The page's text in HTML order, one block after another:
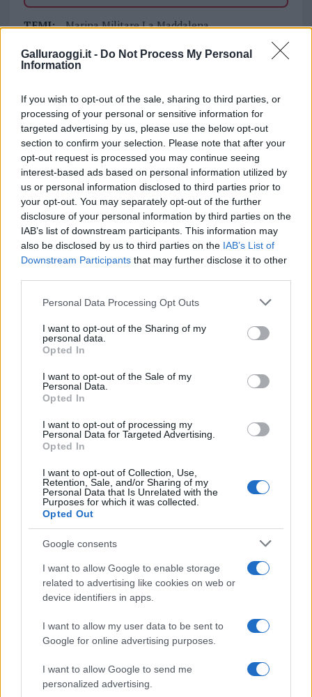
Galluraoggi.it - Do Not Process My Personal
Information
If you wish to opt-out of the sale, sharing to third parties, or
processing of your personal or sensitive information for
targeted advertising by us, please use the below opt-out
section to confirm your selection. Please note that after your
opt-out request is processed you may continue seeing
interest-based ads based on personal information utilized by
us or personal information disclosed to third parties prior to
your opt-out. You may separately opt-out of the further
disclosure of your personal information by third parties on the
IAB’s list of downstream participants. This information may
also be disclosed by us to third parties on the IAB’s List of
Downstream Participants that may further disclose it to other
Please note that this website/app uses one or more Google
not limited to your visit or usage behaviour. You may click to
grant or deny consent to Google and its third-party tags to
use your data for below specified purposes in below Google
consent section.
Personal Data Processing Opt Outs
I want to opt-out of the Sharing of my
personal data.
Opted In
I want to opt-out of the Sale of my
Personal Data.
Opted In
I want to opt-out of processing my
Personal Data for Targeted Advertising.
Opted In
I want to opt-out of Collection, Use,
Retention, Sale, and/or Sharing of my
Personal Data that Is Unrelated with the
Purposes for which it was collected.
Opted Out
Google consents
I want to allow Google to enable storage
related to advertising like cookies on web or
device identifiers in apps.
I want to allow my user data to be sent to
Google for online advertising purposes.
I want to allow Google to send me
personalized advertising.
TEMI:
Marina Militare La Maddalena
i tuoi video e le tue foto
Su WhatsApp al numero +39
345 356 7512
Notizie in tempo reale?
Entra nel canale telegram di
GalluraOggi.it
Condividi l'articolo
F
a
ce
b
o
o
k
T
w
it
te
r
Pi
te
re
st
W
at
s
A
p
S
a
re
Articolo precedente
Prossimo articolo
Sangue, musica e solidarietà con Avis Olbia al
Delta Center
Meteo Olbia 9 agosto, temperature in calo